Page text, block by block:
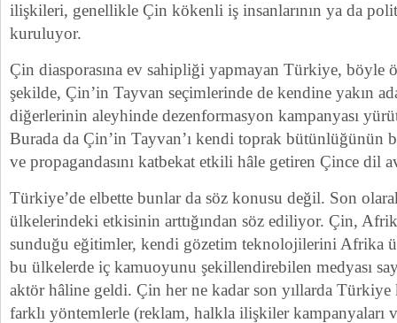
ilişkileri, genellikle Çin kökenli iş insanlarının ya da
kuruluyor.
Çin diasporasına ev sahipliği yapmayan Türkiye, böyle
şekilde, Çin’in Tayvan seçimlerinde de kendine yakın
diğerlerinin aleyhinde dezenformasyon kampanyası
Burada da Çin’in Tayvan’ı kendi toprak bütünlüğünün
ve propagandasını katbekat etkili hâle getiren Çince dil
Türkiye’de elbette bunlar da söz konusu değil. Son
ülkelerindeki etkisinin arttığından söz ediliyor. Çin,
sunduğu eğitimler, kendi gözetim teknolojilerini Afrika
bu ülkelerde iç kamuoyunu şekillendirebilen medyası
aktör hâline geldi. Çin her ne kadar son yıllarda Türkiye
farklı yöntemlerle (reklam, halkla ilişkiler kampanyaları